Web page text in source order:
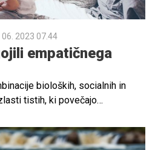
06. 2023 07.44
empatičnega
bioloških, socialnih in
tistih, ki povečajo
postali nasilni? Dr. Lisa
avtorica in direktorica za